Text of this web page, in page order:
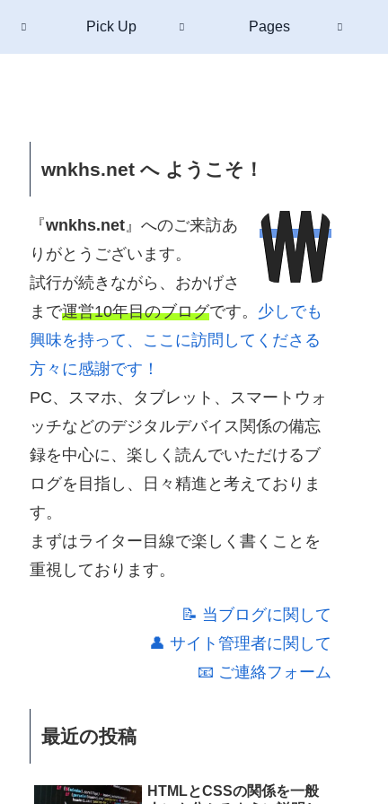
Pick Up Pages
wnkhs.net へ ようこそ！
『wnkhs.net 』へのご来訪あ
りがとうございます。
試行が続きながら、おかげさ
まで運営10年目のブログです。 少しでも
興味を持って、ここに訪問してくださる
方々に感謝です！
PC、スマホ、タブレット、スマートウォ
ッチなどのデジタルデバイス関係の備忘
録を中心に、楽しく読んでいただけるブ
ログを目指し、日々精進と考えておりま
す。
まずはライター目線で楽しく書くことを
重視しております。
📝 当ブログに関して
👤 サイト管理者に関して
📧 ご連絡フォーム
最近の投稿
HTMLとCSSの関係を一般